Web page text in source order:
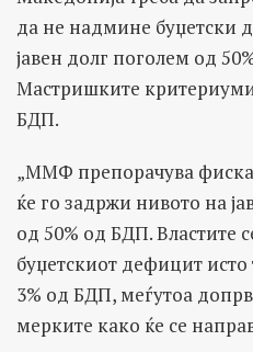
да не надмине буџетски
јавен долг поголем од
Мастришките
БДП.
„ММФ препорачува
ќе го задржи нивото на
од 50% од БДП. Властите
буџетскиот дефицит
3% од БДП, меѓутоа
мерките како ќе се